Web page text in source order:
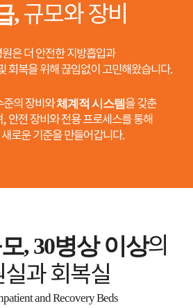
,규모와 장비
은 더 안전한 지방흡입과
회복을 위해 끊임없이 고민해왔습니다.
준의 장비와체계적 시스템을 갖춘
안전 장비와 전용 프로세스를 통해
로운 기준을 만들어갑니다.
, 30병상 이상의
실과 회복실
and Recovery Beds